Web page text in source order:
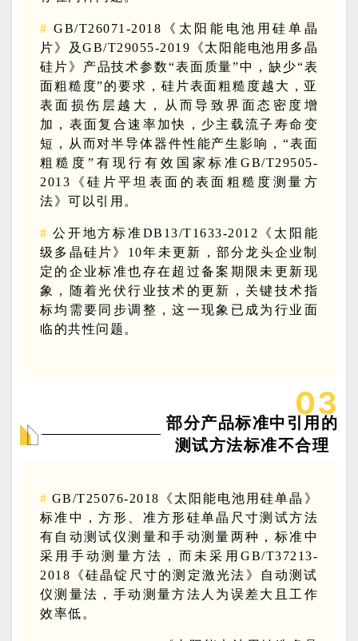
#GB/T26071-2018《太阳能电池用硅单晶
片》及GB/T29055-2019《太阳能电池用多晶
硅片》产品技术参数“表面质量”中，缺少“表
面粗糙度”的要求，硅片表面粗糙度越大，亚
表面损伤层越大，从而导致界面态密度增
加，表面复合速率加快，少主载流子寿命变
短，从而对半导体器件性能产生影响，“表面
粗糙度”有现行有效国家标准GB/T29505-
2013《硅片平坦表面的表面粗糙度测量方
法》可以引用 。
#公开地方标准DB13/T1633-2012《太阳能
级多晶硅片》10年未更新，部分龙头企业制
定的企业标准也存在超过备案期限未更新现
象，随着光伏行业技术的更新，关键技术指
标均需要同步调整，这一现象已成为行业面
临的共性问题 。
03
部分产品标准中引用的
测试方法标准不合理
# GB/T25076-2018《太阳能电池用硅单晶》
标准中，方形、准方形硅单晶尺寸测试方法
有自动测试仪测量和手动测量两种，标准中
采用手动测量方法，而未采用GB/T37213-
2018《硅晶锭尺寸的测定激光法》自动测试
仪测量法，手动测量方法人为误差大且工作
效率低。